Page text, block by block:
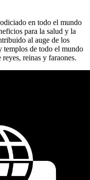
en todo el mundo
para la salud y la
al auge de los
templos de todo el mundo
reinas y faraones.